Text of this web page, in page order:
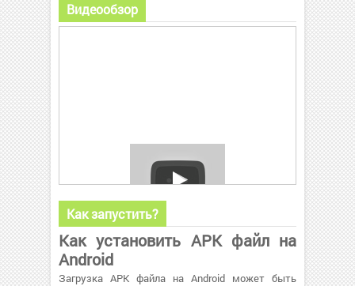
Видеообзор
Как запустить?
Как установить APK файл на
Android
Загрузка APK файла на Android может быть